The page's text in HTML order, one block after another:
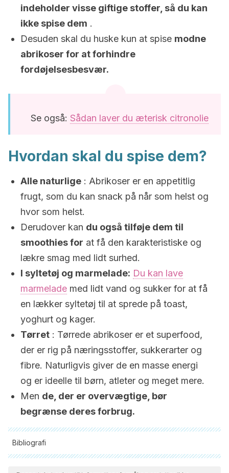
indeholder visse giftige stoffer, så du kan
ikke spise dem .
Desuden skal du huske kun at spise modne
abrikoser for at forhindre
fordøjelsesbesvær.
Se også: Sådan laver du æterisk citronolie
Hvordan skal du spise dem?
Alle naturlige : Abrikoser er en appetitlig
frugt, som du kan snack på når som helst og
hvor som helst.
Derudover kan du også tilføje dem til
smoothies for at få den karakteristiske og
lækre smag med lidt surhed.
I syltetøj og marmelade: Du kan lave
marmelade med lidt vand og sukker for at få
en lækker syltetøj til at sprede på toast,
yoghurt og kager.
Tørret : Tørrede abrikoser er et superfood,
der er rig på næringsstoffer, sukkerarter og
fibre. Naturligvis giver de en masse energi
og er ideelle til børn, atleter og meget mere.
Men de, der er overvægtige, bør
begrænse deres forbrug.
Bibliografi
Alle citerede kilder blev grundigt gennemgået af vores team